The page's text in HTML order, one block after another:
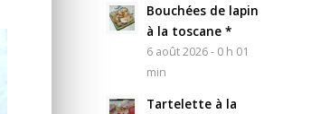
Bouchées de lapin
à la toscane *
6 août 2026 - 0 h 01
min
Tartelette à la